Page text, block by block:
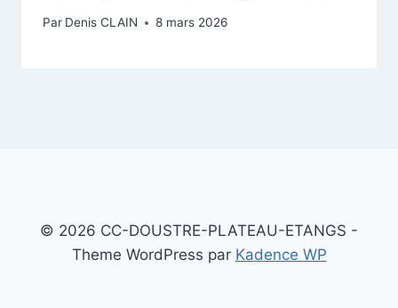
Par Denis CLAIN 8 mars 2026
© 2026 CC-DOUSTRE-PLATEAU-ETANGS -
Theme WordPress par Kadence WP